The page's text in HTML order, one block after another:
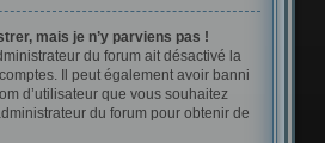
mais je n’y parviens pas !
du forum ait désactivé la
Il peut également avoir banni
d’utilisateur que vous souhaitez
du forum pour obtenir de